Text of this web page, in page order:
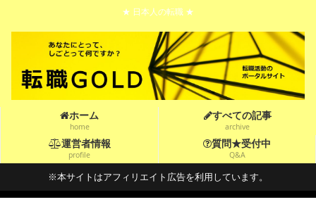
★ 日本人の転職 ★
ホーム
home
すべての記事
archive
運営者情報
profile
質問★受付中
Q&A
※本サイトはアフィリエイト広告を利用しています。